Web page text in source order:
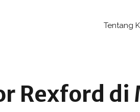
Tentang
Rexford di